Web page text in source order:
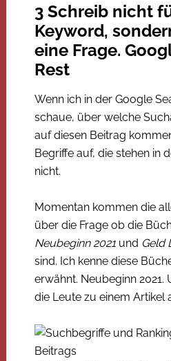
3 Schreib nicht
Keyword,
eine Frage.
Rest
Wenn ich in der Google
schaue, über welche
auf diesen Beitrag
Begriffe auf, die stehen in
nicht.
Momentan kommen die
über die Frage ob die
Neubeginn 2021und Geld
sind. Ich kenne diese
erwähnt. Neubeginn 2021.
die Leute zu einem Artikel